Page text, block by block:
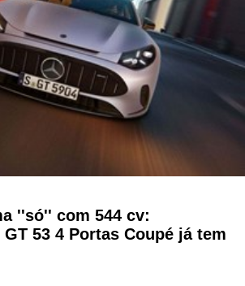
''só'' com 544 cv:
53 4 Portas Coupé já tem